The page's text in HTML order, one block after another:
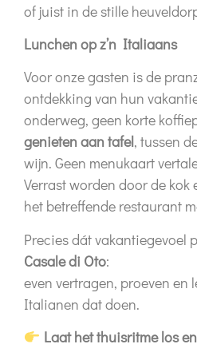
of juist in de stille
Lunchen op z’n Italiaans
Voor onze gasten is de
ontdekking van hun
onderweg, geen korte
genieten aan tafel, tussen
wijn. Geen menukaart
Verrast worden door de kok
het betreffende restaurant
Precies dát vakantiegevoel
Casale di Oto:
even vertragen, proeven en
Italianen dat doen.
Laat het thuisritme los